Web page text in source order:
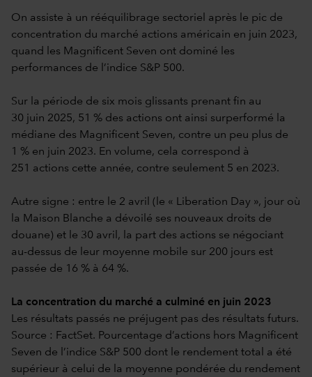
On assiste à un rééquilibrage sectoriel après le pic de
concentration du marché actions américain en juin 2023,
quand les Magnificent Seven ont dominé les
performances de l’indice S&P 500.
Sur la période de six mois glissants prenant fin au
30 juin 2025, 51 % des actions ont ainsi surperformé la
médiane des Magnificent Seven, contre un peu plus de
1 % en juin 2023. En volume, cela correspond à
251 actions cette année, contre seulement 5 en 2023.
Autre signe : entre le 2 avril (le « Liberation Day », jour où
la Maison Blanche a dévoilé ses nouveaux droits de
douane) et le 30 avril, la part des actions se négociant
au-dessus de leur moyenne mobile sur 200 jours est
passée de 16 % à 64 %.
La concentration du marché a culminé en juin 2023
Les résultats passés ne préjugent pas des résultats futurs.
Source : FactSet. Pourcentage d’actions hors Magnificent
Seven de l’indice S&P 500 dont le rendement total a été
supérieur à celui de la moyenne pondérée du rendement